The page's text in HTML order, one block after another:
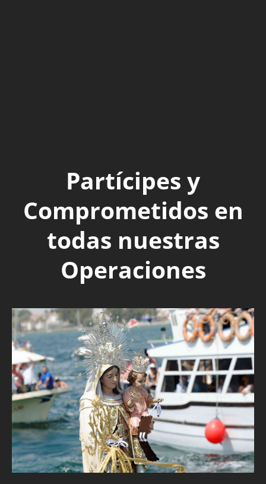
Partícipes y
Comprometidos en
todas nuestras
Operaciones